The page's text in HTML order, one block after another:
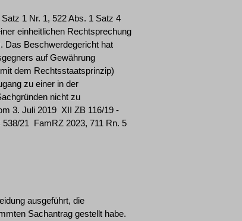
1 Nr. 1, 522 Abs. 1 Satz 4
einheitlichen Rechtsprechung
Das Beschwerdegericht hat
auf Gewährung
dem Rechtsstaatsprinzip)
zu einer in der
nicht zu
3. Juli 2019 ­ XII ZB 116/19
21 ­ FamRZ 2023, 711 Rn. 5
ausgeführt, die
Sachantrag gestellt habe.